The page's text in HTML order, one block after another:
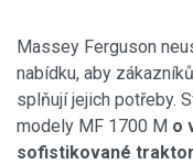
Massey Ferguson
nabídku, aby
splňují jejich potřeby.
modely MF 1700 M o
sofistikované